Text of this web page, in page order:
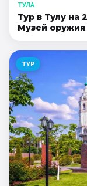
ТУЛА
Тур в Тулу на
Музей
ТУР